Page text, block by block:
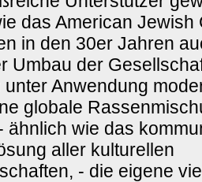
das American Jewish
in den 30er Jahren
Umbau der
Anwendung
globale
ähnlich wie das
aller kulturellen
- die eigene